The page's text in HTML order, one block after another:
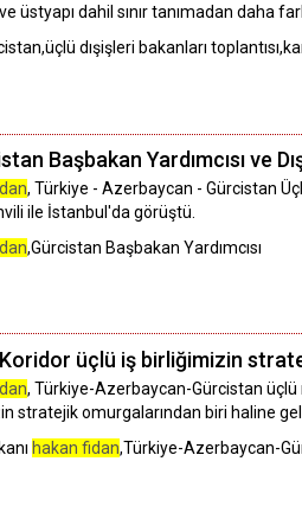
üstyapı dahil sınır tanımadan daha
dışişleri bakanları
Başbakan Yardımcısı ve
, Türkiye - Azerbaycan - Gürcistan
ile İstanbul'da görüştü.
,Gürcistan Başbakan Yardımcısı
üçlü iş birliğimizin
, Türkiye-Azerbaycan-Gürcistan üçlü
stratejik omurgalarından biri haline
hakan fidan,Türkiye-Azerbaycan-